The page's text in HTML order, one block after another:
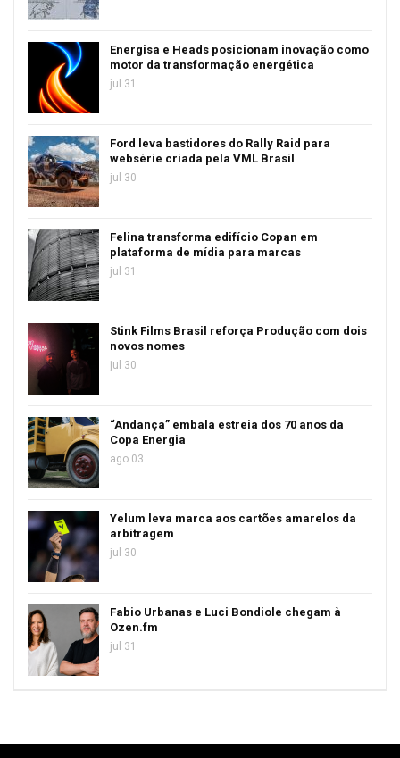
Energisa e Heads posicionam inovação como
motor da transformação energética
jul 31
Ford leva bastidores do Rally Raid para
websérie criada pela VML Brasil
jul 30
Felina transforma edifício Copan em
plataforma de mídia para marcas
jul 31
Stink Films Brasil reforça Produção com dois
novos nomes
jul 30
“Andança” embala estreia dos 70 anos da
Copa Energia
ago 03
Yelum leva marca aos cartões amarelos da
arbitragem
jul 30
Fabio Urbanas e Luci Bondiole chegam à
Ozen.fm
jul 31